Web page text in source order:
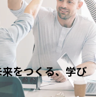
をつくる、学び